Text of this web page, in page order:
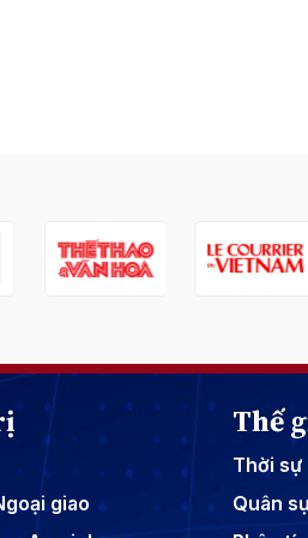
giao
Thế
Thời sự
Quân